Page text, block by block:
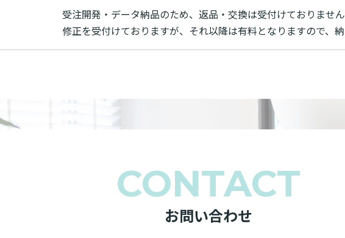
受注開発・データ納品のため、返品・交換は受付けておりませ
修正を受付けておりますが、それ以降は有料となりますので、
CONTACT
お問い合わせ